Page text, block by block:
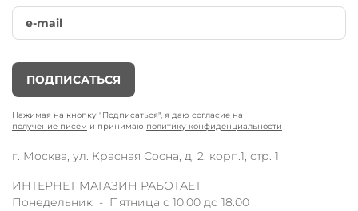
ПОДПИСАТЬСЯ
Нажимая на кнопку "Подписаться", я даю согласие на
получение писем и принимаю политику конфиденциальности
г. Москва, ул. Красная Сосна, д. 2. корп.1, стр. 1
ИНТЕРНЕТ МАГАЗИН РАБОТАЕТ
Понедельник - Пятница с 10:00 до 18:00